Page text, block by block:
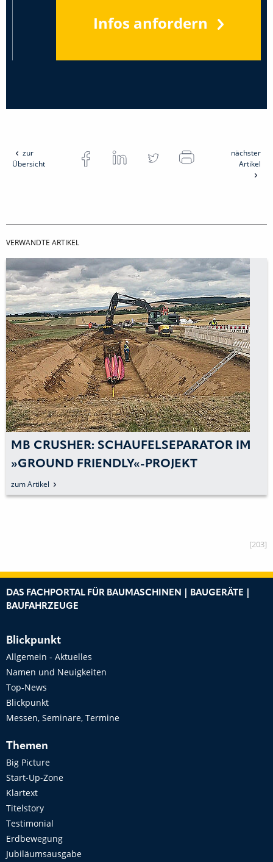
Infos anfordern
zur
Übersicht
nächster
Artikel
VERWANDTE ARTIKEL
MB CRUSHER: SCHAUFELSEPARATOR IM
»GROUND FRIENDLY«-PROJEKT
zum Artikel
[203]
DAS FACHPORTAL FÜR BAUMASCHINEN | BAUGERÄTE |
BAUFAHRZEUGE
Blickpunkt
Allgemein - Aktuelles
Namen und Neuigkeiten
Top-News
Blickpunkt
Messen, Seminare, Termine
Themen
Big Picture
Start-Up-Zone
Klartext
Titelstory
Testimonial
Erdbewegung
Jubiläumsausgabe